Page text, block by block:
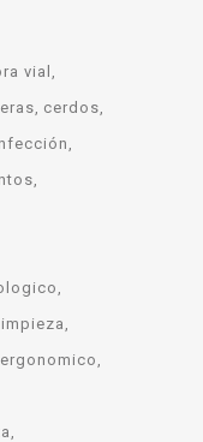
vial
cerdos
ergonomico